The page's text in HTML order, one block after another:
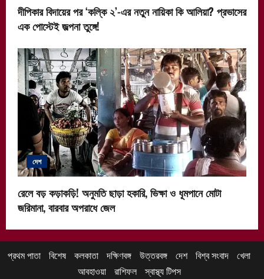
দীপিকার বিদায়ের পর ‘কল্কি ২’-এর নতুন নায়িকা কি আলিয়া? প্রভাসের
এক পোস্টেই জল্পনা তুঙ্গে!
দেশ
রেলে বড় কড়াকড়ি! অনুমতি ছাড়া হকারি, ভিক্ষা ও ধূমপানে মোটা
জরিমানা, বারবার অপরাধে জেল
প্রথম পাতা বিশেষ কলকাতা দক্ষিণবঙ্গ উত্তরবঙ্গ দেশ বিশ্ব সংবাদ খেলা
আবহাওয়া
রাশিফল স্বাস্থ্য টিপস